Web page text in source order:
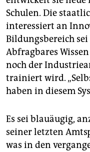
Schulen. Die
interessiert an
Bildungsbereich
Abfragbares
noch der
trainiert wird.
haben in diesem
Es sei blauäugig,
seiner letzten
was in den